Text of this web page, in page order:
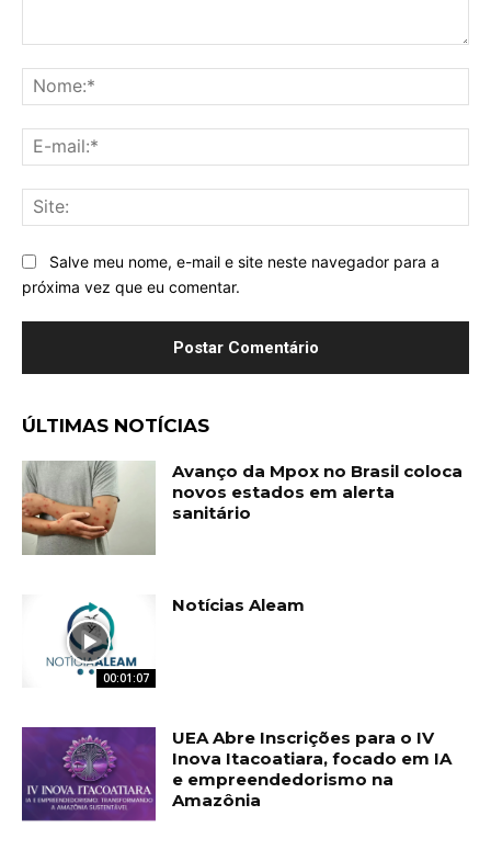
Salve meu nome, e-mail e site neste navegador para a
próxima vez que eu comentar.
ÚLTIMAS NOTÍCIAS
Avanço da Mpox no Brasil coloca
novos estados em alerta
sanitário
00:01:07
Notícias Aleam
UEA Abre Inscrições para o IV
Inova Itacoatiara, focado em IA
e empreendedorismo na
Amazônia